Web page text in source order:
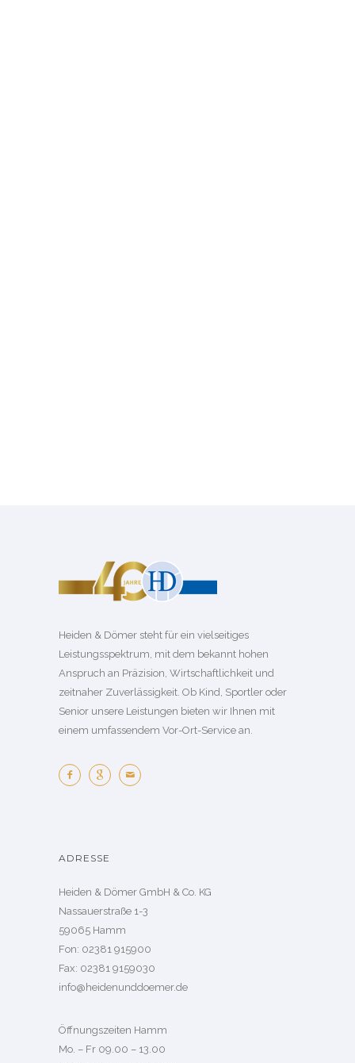
Heiden & Dömer steht für ein vielseitiges
Leistungsspektrum, mit dem bekannt hohen
Anspruch an Präzision, Wirtschaftlichkeit und
zeitnaher Zuverlässigkeit. Ob Kind, Sportler oder
Senior unsere Leistungen bieten wir Ihnen mit
einem umfassendem Vor-Ort-Service an.
ADRESSE
Heiden & Dömer GmbH & Co. KG
Nassauerstraße 1-3
59065 Hamm
Fon: 02381 915900
Fax: 02381 9159030
info@heidenunddoemer.de
Öffnungszeiten Hamm
Mo. – Fr 09.00 – 13.00